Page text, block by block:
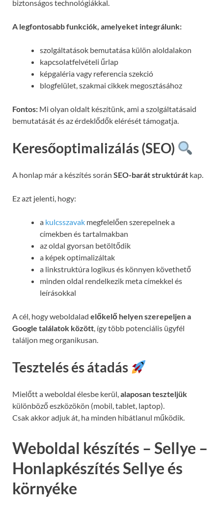
biztonságos technológiákkal.
A legfontosabb funkciók, amelyeket integrálunk:
szolgáltatások bemutatása külön aloldalakon
kapcsolatfelvételi űrlap
képgaléria vagy referencia szekció
blogfelület, szakmai cikkek megosztásához
Fontos: Mi olyan oldalt készítünk, ami a szolgáltatásaid
bemutatását és az érdeklődők elérését támogatja.
Keresőoptimalizálás (SEO)
A honlap már a készítés során SEO-barát struktúrát kap.
Ez azt jelenti, hogy:
a kulcsszavak megfelelően szerepelnek a
címekben és tartalmakban
az oldal gyorsan betöltődik
a képek optimalizáltak
a linkstruktúra logikus és könnyen követhető
minden oldal rendelkezik meta címekkel és
leírásokkal
A cél, hogy weboldalad előkelő helyen szerepeljen a
Google találatok között, így több potenciális ügyfél
találjon meg organikusan.
Tesztelés és átadás
Mielőtt a weboldal élesbe kerül,alaposan teszteljük
különböző eszközökön (mobil, tablet, laptop).
Csak akkor adjuk át, ha minden hibátlanul működik.
Weboldal készítés – Sellye –
Honlapkészítés Sellye és
környéke